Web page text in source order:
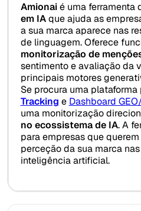
Amionaié uma ferramenta
em IAque ajuda as
a sua marca aparece nas
de linguagem. Oferece
monitorização de
sentimento e avaliação da
principais motores
Se procura uma plataforma
Tracking e Dashboard
uma monitorização
no ecossistema de IA. A
para empresas que
perceção da sua marca
inteligência artificial.